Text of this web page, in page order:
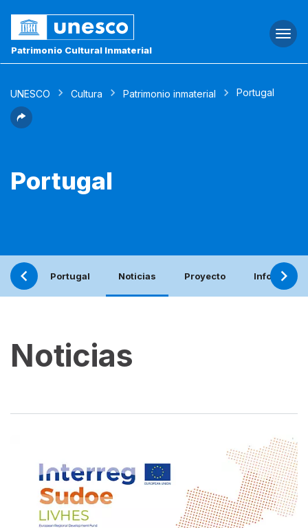
Patrimonio Cultural Inmaterial
UNESCO Cultura Patrimonio inmaterial Portugal
Portugal
Portugal Noticias Proyecto Informe
Noticias